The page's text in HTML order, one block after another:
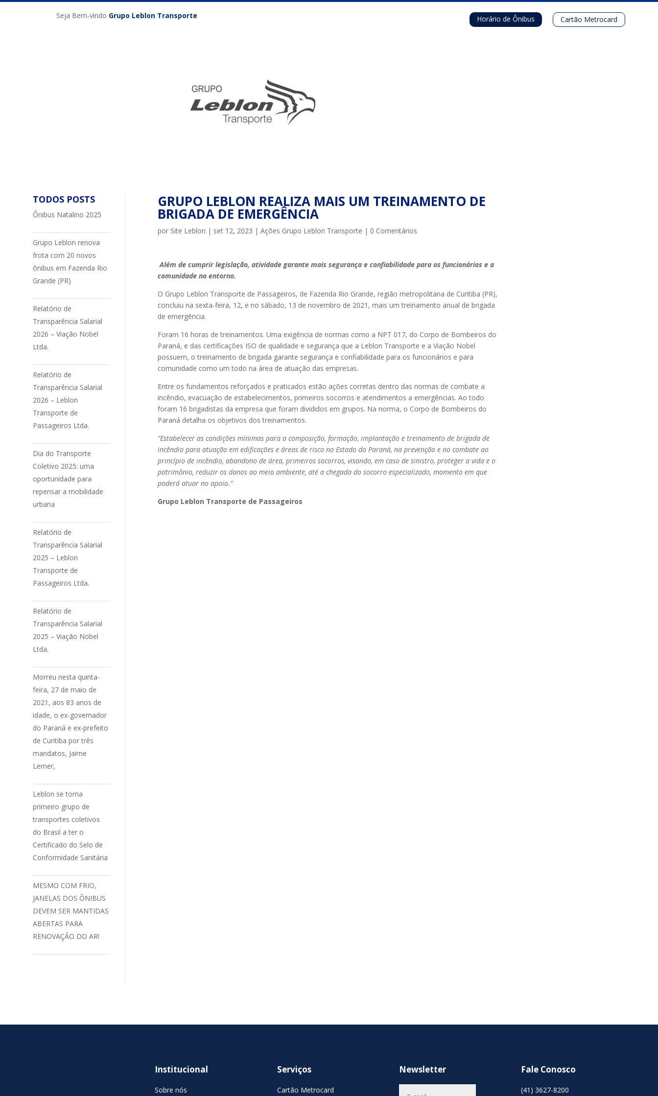
Seja Bem-vindo Grupo Leblon Transporte Horário de Ônibus Cartão Metrocard
TODOS POSTS
Ônibus Natalino 2025
Grupo Leblon renova
frota com 20 novos
ônibus em Fazenda Rio
Grande (PR)
Relatório de
Transparência Salarial
2026 – Viação Nobel
Ltda.
Relatório de
Transparência Salarial
2026 – Leblon
Transporte de
Passageiros Ltda.
Dia do Transporte
Coletivo 2025: uma
oportunidade para
repensar a mobilidade
urbana
Relatório de
Transparência Salarial
2025 – Leblon
Transporte de
Passageiros Ltda.
Relatório de
Transparência Salarial
2025 – Viação Nobel
Ltda.
Morreu nesta quinta-
feira, 27 de maio de
2021, aos 83 anos de
idade, o ex-governador
do Paraná e ex-prefeito
de Curitiba por três
mandatos, Jaime
Lerner,
Leblon se torna
primeiro grupo de
transportes coletivos
do Brasil a ter o
Certificado do Selo de
Conformidade Sanitária
MESMO COM FRIO,
JANELAS DOS ÔNIBUS
DEVEM SER MANTIDAS
ABERTAS PARA
RENOVAÇÃO DO AR!
GRUPO LEBLON REALIZA MAIS UM TREINAMENTO DE
BRIGADA DE EMERGÊNCIA
por Site Leblon | set 12, 2023 |Ações Grupo Leblon Transporte | 0 Comentários
Além de cumprir legislação, atividade garante mais segurança e confiabilidade para os funcionários e a
comunidade no entorno.
O Grupo Leblon Transporte de Passageiros, de Fazenda Rio Grande, região metropolitana de Curitiba (PR),
concluiu na sexta-feira, 12, e no sábado, 13 de novembro de 2021, mais um treinamento anual de brigada
de emergência.
Foram 16 horas de treinamentos. Uma exigência de normas como a NPT 017, do Corpo de Bombeiros do
Paraná, e das certificações ISO de qualidade e segurança que a Leblon Transporte e a Viação Nobel
possuem, o treinamento de brigada garante segurança e confiabilidade para os funcionários e para
comunidade como um todo na área de atuação das empresas.
Entre os fundamentos reforçados e praticados estão ações corretas dentro das normas de combate a
incêndio, evacuação de estabelecimentos, primeiros socorros e atendimentos a emergências. Ao todo
foram 16 brigadistas da empresa que foram divididos em grupos. Na norma, o Corpo de Bombeiros do
Paraná detalha os objetivos dos treinamentos.
“Estabelecer as condições mínimas para a composição, formação, implantação e treinamento de brigada de
incêndio para atuação em edificações e áreas de risco no Estado do Paraná, na prevenção e no combate ao
princípio de incêndio, abandono de área, primeiros socorros, visando, em caso de sinistro, proteger a vida e o
patrimônio, reduzir os danos ao meio ambiente, até a chegada do socorro especializado, momento em que
poderá atuar no apoio.”
Grupo Leblon Transporte de Passageiros
Institucional
Sobre nós
Serviços
Cartão Metrocard
Newsletter Fale Conosco
(41) 3627-8200